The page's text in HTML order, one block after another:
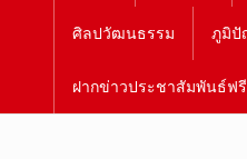
ศิลปวัฒนธรรม ภูมิปั
ฝากข่าวประชาสัมพันธ์ฟรี